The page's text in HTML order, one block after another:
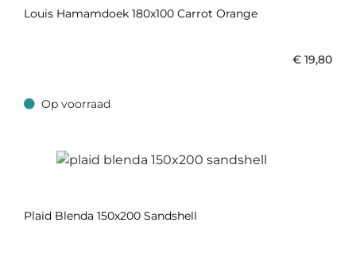
Louis Hamamdoek 180x100 Carrot Orange
€ 19,80
Op voorraad
Op voorraad
Plaid Blenda 150x200 Sandshell